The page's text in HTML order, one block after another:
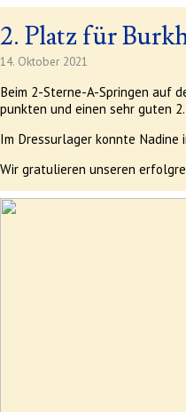
2. Platz für
14. Oktober 2021
Beim 2-Sterne-A-Springen auf
punkten und einen sehr guten
Im Dressurlager konnte
Wir gratulieren unseren